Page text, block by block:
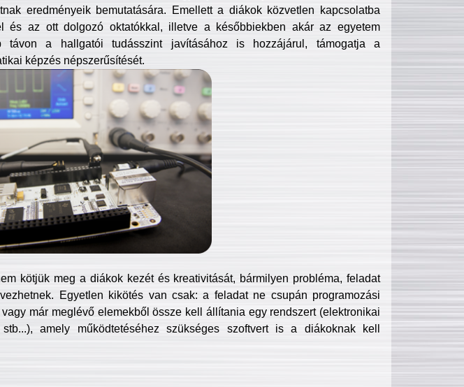
eredményeik bemutatására. Emellett a diákok közvetlen kapcsolatba
és az ott dolgozó oktatókkal, illetve a későbbiekben akár az egyetem
távon a hallgatói tudásszint javításához is hozzájárul, támogatja a
képzés népszerűsítését.
kötjük meg a diákok kezét és kreativitását, bármilyen probléma, feladat
Egyetlen kikötés van csak: a feladat ne csupán programozási
már meglévő elemekből össze kell állítania egy rendszert (elektronikai
amely működtetéséhez szükséges szoftvert is a diákoknak kell